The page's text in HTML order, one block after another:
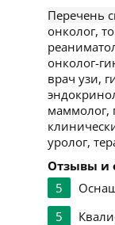
Перечень
онколог,
онколог-
врач узи,
маммолог,
уролог,
Отзывы и
5
5